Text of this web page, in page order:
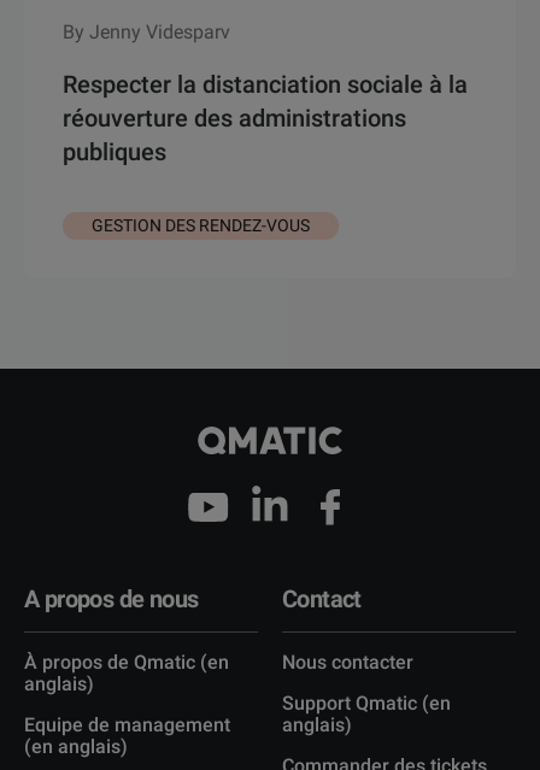
By Jenny Videsparv
Respecter la distanciation sociale à la
réouverture des administrations
publiques
GESTION DES RENDEZ-VOUS
A propos de nous
À propos de Qmatic (en
anglais)
Equipe de management
(en anglais)
Contact
Nous contacter
Support Qmatic (en
anglais)